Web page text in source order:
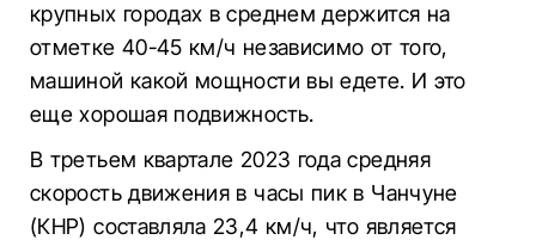
крупных городах в среднем держится на
отметке 40-45 км/ч независимо от того,
машиной какой мощности вы едете. И это
еще хорошая подвижность.
В третьем квартале 2023 года средняя
скорость движения в часы пик в Чанчуне
(КНР) составляла 23,4 км/ч, что является